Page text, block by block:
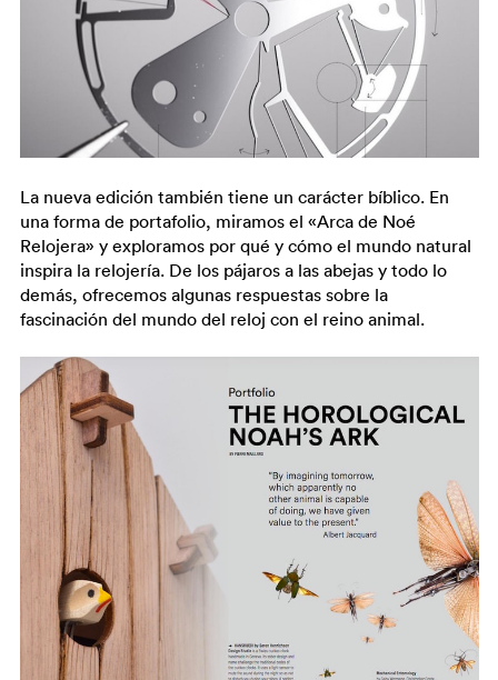
La nueva edición también tiene un carácter bíblico. En
una forma de portafolio, miramos el «Arca de Noé
Relojera» y exploramos por qué y cómo el mundo natural
inspira la relojería. De los pájaros a las abejas y todo lo
demás, ofrecemos algunas respuestas sobre la
fascinación del mundo del reloj con el reino animal.